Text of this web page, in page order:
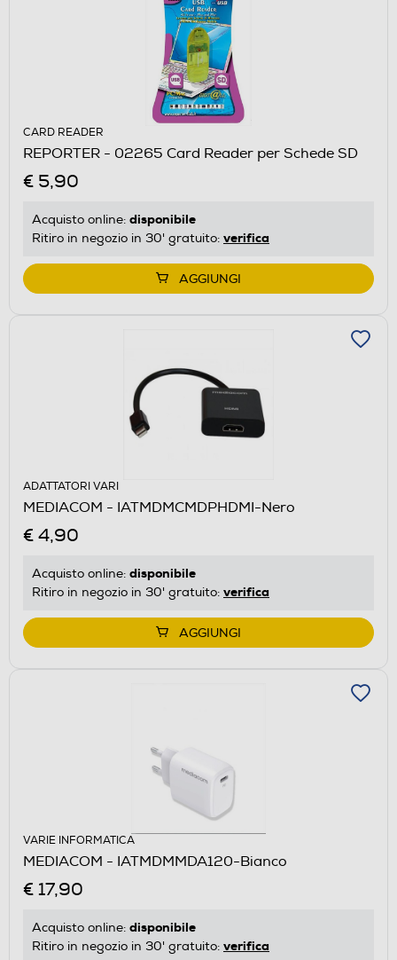
CARD READER
REPORTER - 02265 Card Reader per Schede SD
€ 5,90
Acquisto online: disponibile
Ritiro in negozio in 30' gratuito: verifica
AGGIUNGI
ADATTATORI VARI
MEDIACOM - IATMDMCMDPHDMI-Nero
€ 4,90
Acquisto online: disponibile
Ritiro in negozio in 30' gratuito: verifica
AGGIUNGI
VARIE INFORMATICA
MEDIACOM - IATMDMMDA120-Bianco
€ 17,90
Acquisto online: disponibile
Ritiro in negozio in 30' gratuito: verifica